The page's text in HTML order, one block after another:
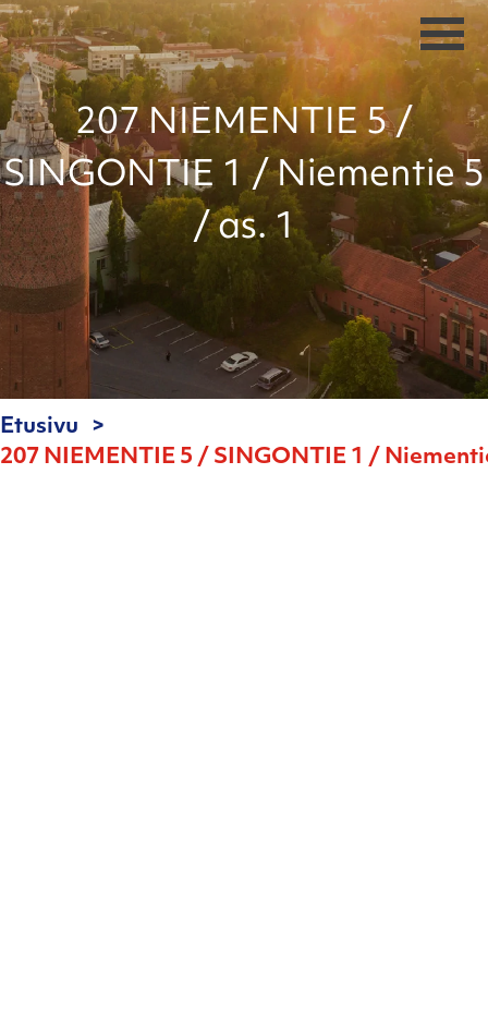
207 NIEMENTIE 5 /
SINGONTIE 1 / Niementie 5
/ as. 1
Etusivu
207 NIEMENTIE 5 / SINGONTIE 1 /